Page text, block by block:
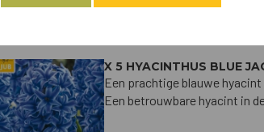
X 5 HYACINTHUS BLUE
Een prachtige blauwe
Een betrouwbare hyacint in